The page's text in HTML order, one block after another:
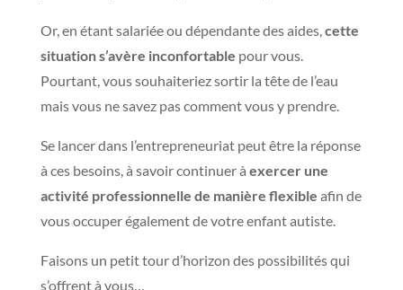
Or, en étant salariée ou dépendante des aides,cette
situation s’avère inconfortable pour vous.
Pourtant, vous souhaiteriez sortir la tête de l’eau
mais vous ne savez pas comment vous y prendre.
Se lancer dans l’entrepreneuriat peut être la réponse
à ces besoins, à savoir continuer à exercer une
activité professionnelle de manière flexible afin de
vous occuper également de votre enfant autiste.
Faisons un petit tour d’horizon des possibilités qui
s’offrent à vous…